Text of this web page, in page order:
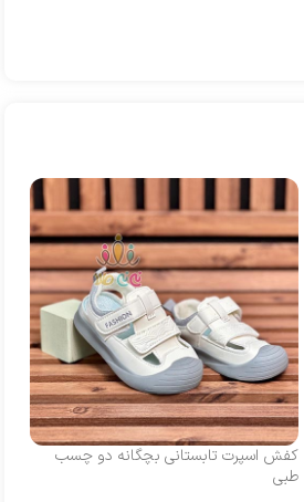
کفش اسپرت تابستانی بچگانه دو چسب
طبی